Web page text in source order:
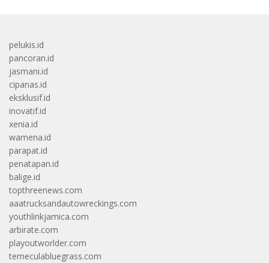
pelukis.id
pancoran.id
jasmani.id
cipanas.id
eksklusif.id
inovatif.id
xenia.id
wamena.id
parapat.id
penatapan.id
balige.id
topthreenews.com
aaatrucksandautowreckings.com
youthlinkjamica.com
arbirate.com
playoutworlder.com
temeculabluegrass.com